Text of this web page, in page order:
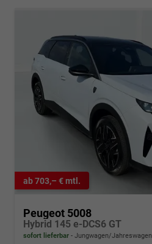
ab 703,– € mtl.
Peugeot 5008
Hybrid 145 e-DCS6 GT
sofort lieferbar Jungwagen/Jahreswagen